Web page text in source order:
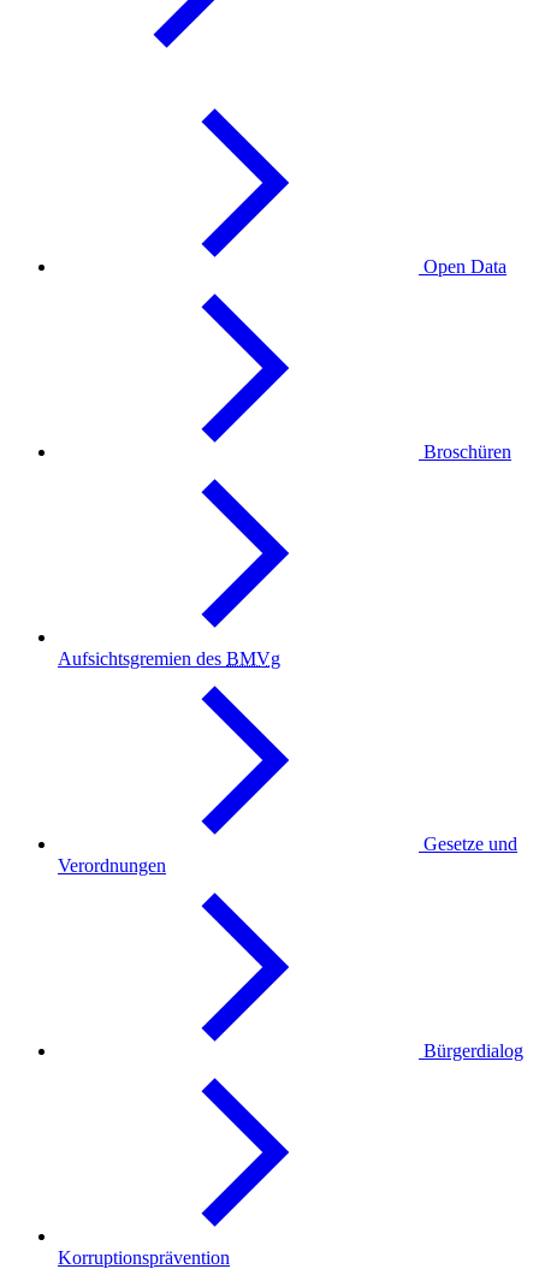
Open Data
Broschüren
Aufsichtsgremien des BMVg
Gesetze und
Verordnungen
Bürgerdialog
Korruptionsprävention